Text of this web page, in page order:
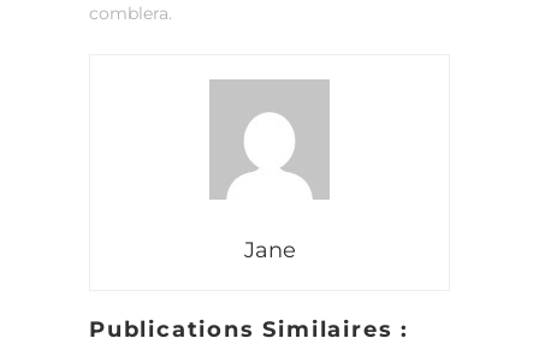
comblera.
Jane
Publications Similaires :